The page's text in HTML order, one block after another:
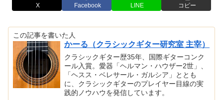
X Facebook LINE コピー
この記事を書いた人
かーる（クラシックギター研究室 主宰）
クラシックギター歴35年、国際ギターコンク
ール入賞。愛器「ヘルマン・ハウザー2世」、
「ヘスス・ベレサール・ガルシア」ととも
に、クラシックギターのプレイヤー目線の実
践的ノウハウを発信しています。